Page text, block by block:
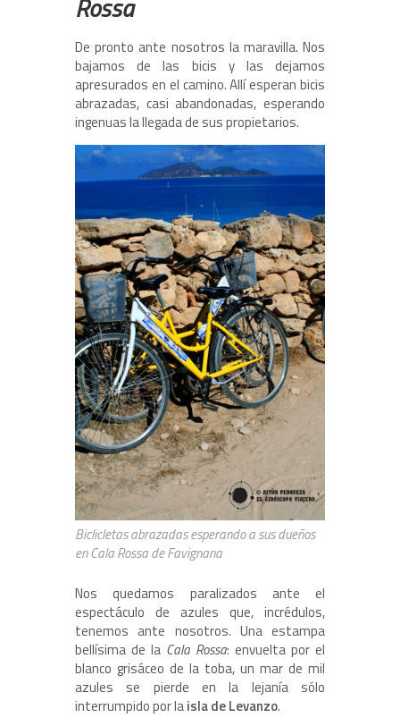
Rossa
De pronto ante nosotros la maravilla. Nos
bajamos de las bicis y las dejamos
apresurados en el camino. Allí esperan bicis
abrazadas, casi abandonadas, esperando
ingenuas la llegada de sus propietarios.
Biclicletas abrazadas esperando a sus dueños
en Cala Rossa de Favignana
Nos quedamos paralizados ante el
espectáculo de azules que, incrédulos,
tenemos ante nosotros. Una estampa
bellísima de la Cala Rossa: envuelta por el
blanco grisáceo de la toba, un mar de mil
azules se pierde en la lejanía sólo
interrumpido por laisla de Levanzo.